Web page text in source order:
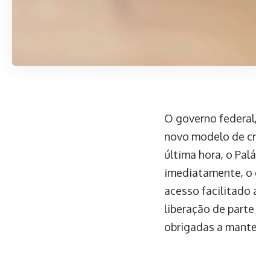
O governo
novo modelo de
última hora, o
imediatamente, o
acesso facilitado
liberação de
obrigadas a